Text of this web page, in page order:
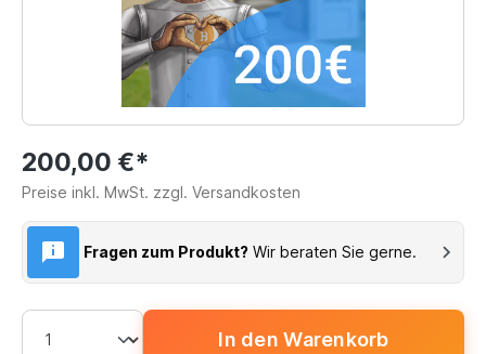
200,00 €*
Preise inkl. MwSt. zzgl. Versandkosten
Fragen zum Produkt? Wir beraten Sie gerne.
In den Warenkorb